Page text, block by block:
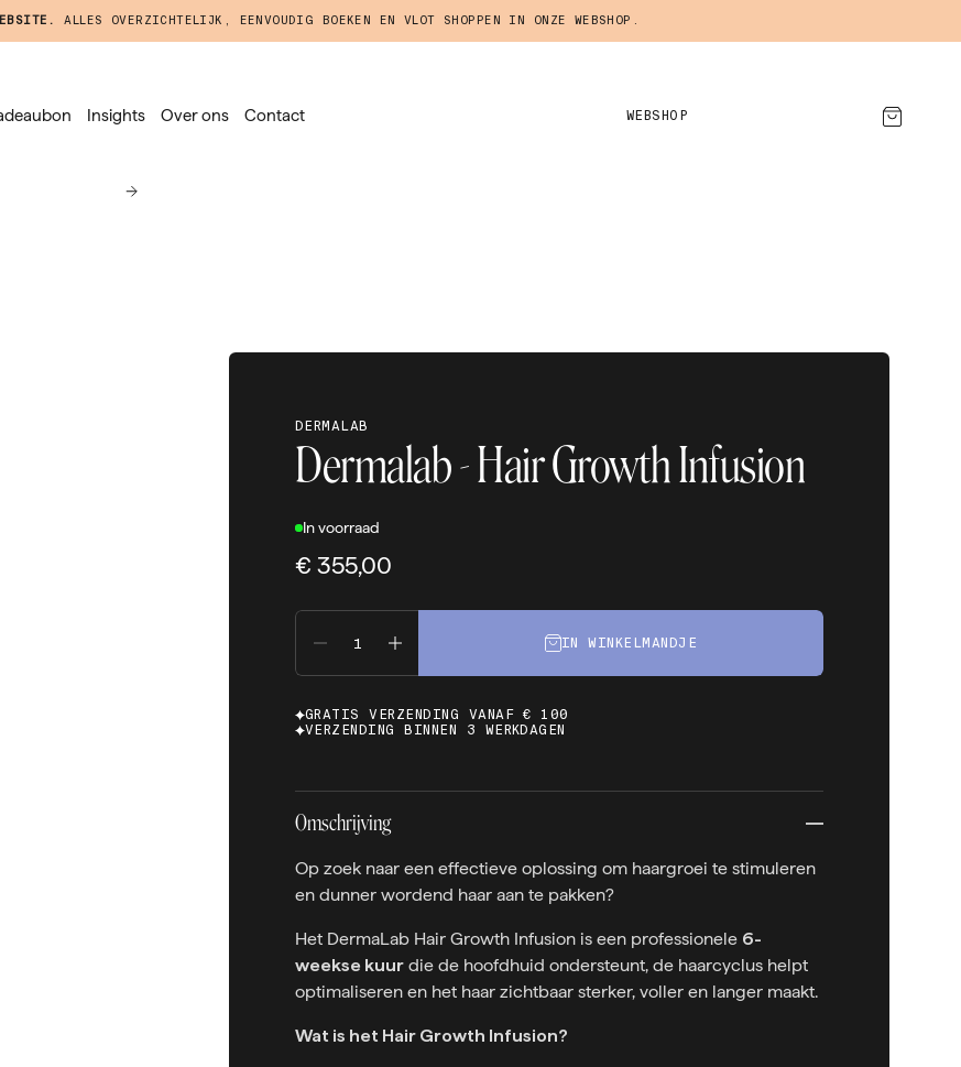
ALLES OVERZICHTELIJK, EENVOUDIG BOEKEN EN VLOT SHOPPEN IN ONZE WEBSHOP.
Insights Over ons Contact WEBSHOP
DERMALAB
Dermalab - Hair Growth Infusion
In voorraad
€ 355,00
IN WINKELMANDJE
GRATIS VERZENDING VANAF € 100
VERZENDING BINNEN 3 WERKDAGEN
Omschrijving
Op zoek naar een effectieve oplossing om haargroei te stimuleren
en dunner wordend haar aan te pakken?
Het DermaLab Hair Growth Infusion is een professionele 6-
weekse kuurdie de hoofdhuid ondersteunt, de haarcyclus helpt
optimaliseren en het haar zichtbaar sterker, voller en langer maakt.
Wat is het Hair Growth Infusion?